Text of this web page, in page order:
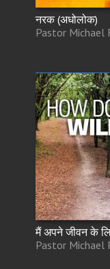
नरक (अधोलोक)
Pastor Michael
मैं अपने जीवन के
Pastor Michael